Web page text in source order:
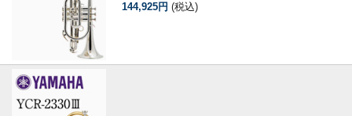
144,925円 (税込)